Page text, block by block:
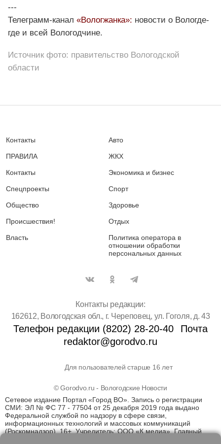
---
Телеграмм-канал «Вологжанка»: новости о Вологде-
где и всей Вологодчине.
Источник фото: правительство Вологодской
области
Контакты
ПРАВИЛА
Контакты
Спецпроекты
Общество
Происшествия!
Власть
Авто
ЖКХ
Экономика и бизнес
Спорт
Здоровье
Отдых
Политика оператора в
отношении обработки
персональных данных
Контакты редакции:
162612, Вологодская обл., г. Череповец, ул. Гоголя, д. 43
Телефон редакции (8202) 28-20-40
Почта
redaktor@gorodvo.ru
Для пользователей старше 16 лет
© Gorodvo.ru - Вологодские Новости
Сетевое издание Портал «Город ВО». Запись о регистрации
СМИ: ЭЛ № ФС 77 - 77504 от 25 декабря 2019 года выдано
Федеральной службой по надзору в сфере связи,
информационных технологий и массовых коммуникаций
(Роскомнадзор). 16+. Учредитель: ООО «К медиа». Главный